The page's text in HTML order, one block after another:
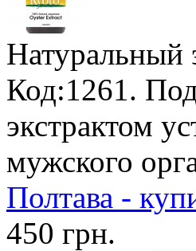
Натуральный
Код:1261.
экстрактом
мужского
Полтава -
450 грн.